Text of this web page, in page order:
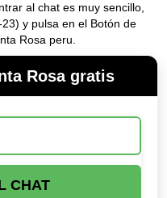
al chat es muy sencillo,
y pulsa en el Botón de
Rosa peru.
Rosa gratis
CHAT